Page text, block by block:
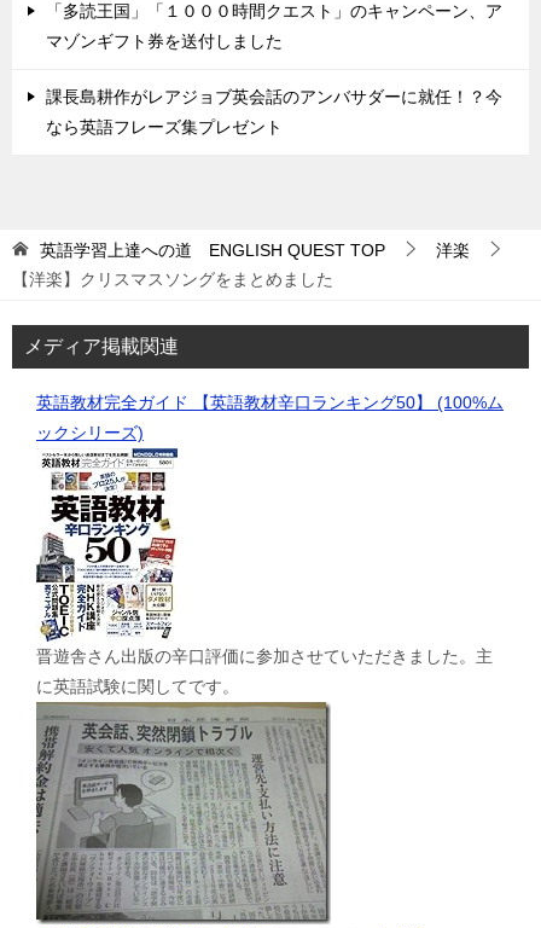
「多読王国」「１０００時間クエスト」のキャンペーン、ア
マゾンギフト券を送付しました
課長島耕作がレアジョブ英会話のアンバサダーに就任！？今
なら英語フレーズ集プレゼント
英語学習上達への道 ENGLISH QUEST TOP
洋楽
【洋楽】クリスマスソングをまとめました
メディア掲載関連
英語教材完全ガイド 【英語教材辛口ランキング50】 (100%ム
ックシリーズ)
晋遊舎さん出版の辛口評価に参加させていただきました。主
に英語試験に関してです。